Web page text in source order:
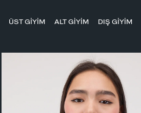
ÜST GİYİM ALT GİYİM DIŞ GİYİM